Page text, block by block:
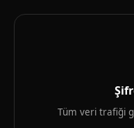
Tüm veri trafiği